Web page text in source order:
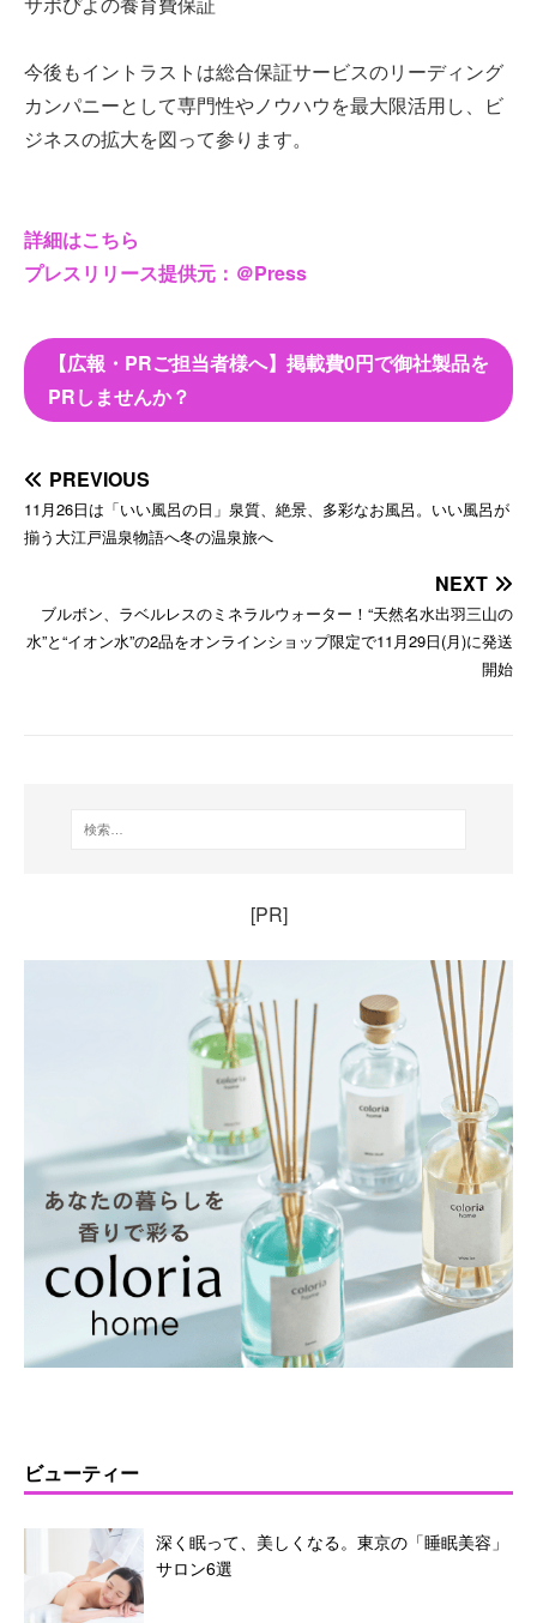
今後もイントラストは総合保証サービスのリーディング
カンパニーとして専門性やノウハウを最大限活用し、ビ
ジネスの拡大を図って参ります。
詳細はこちら
プレスリリース提供元：＠Press
【広報・PRご担当者様へ】掲載費0円で御社製品を
PRしませんか？
PREVIOUS
11月26日は「いい風呂の日」泉質、絶景、多彩なお風呂。いい風呂が
揃う大江戸温泉物語へ冬の温泉旅へ
NEXT
ブルボン、ラベルレスのミネラルウォーター！“天然名水出羽三山の
水”と“イオン水”の2品をオンラインショップ限定で11月29日(月)に発送
開始
[PR]
ビューティー
深く眠って、美しくなる。東京の「睡眠美容」
サロン6選